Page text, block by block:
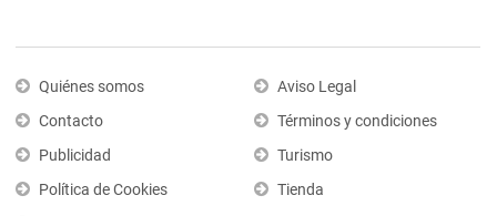
Quiénes somos
Contacto
Publicidad
Política de Cookies
Aviso Legal
Términos y condiciones
Turismo
Tienda